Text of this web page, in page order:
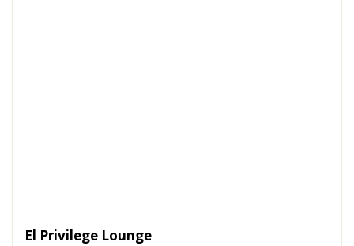
El Privilege Lounge